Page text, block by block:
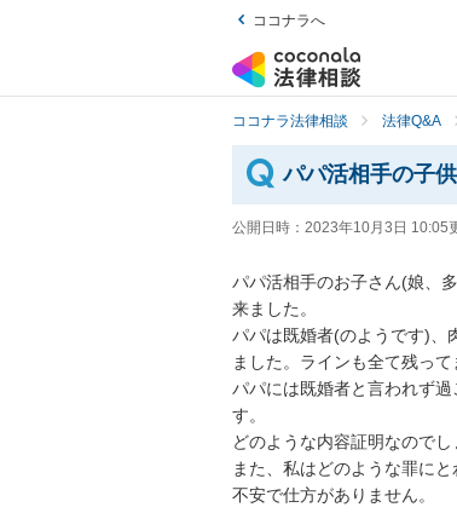
ココナラへ
ココナラ法律相談 法律Q&A
パパ活相手の子
公開日時： 2023年10月3日 10:05
パパ活相手のお子さん(娘、
来ました。
パパは既婚者(のようです)、
ました。ラインも全て残って
パパには既婚者と言われず
す。
どのような内容証明なのでし
また、私はどのような罪にと
不安で仕方がありません。